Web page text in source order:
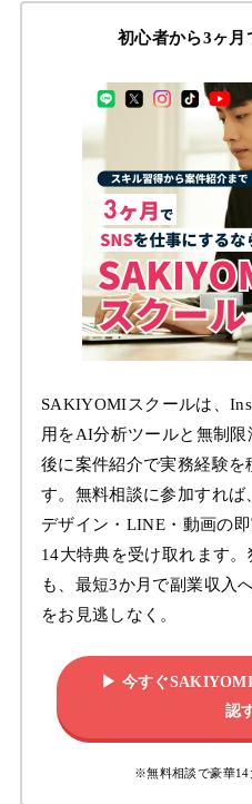
初心者から3ヶ月
SAKIYOMIスクールは、
用をAI分析ツールと無制
後に案件紹介で実務経験
す。無料相談に参加すれ
デザイン・LINE・動画の
14大特典を受け取れます
も、最短3か月で副業収入
をお見逃しなく。
▶ 今すぐ
認
※無料相談で豪華14